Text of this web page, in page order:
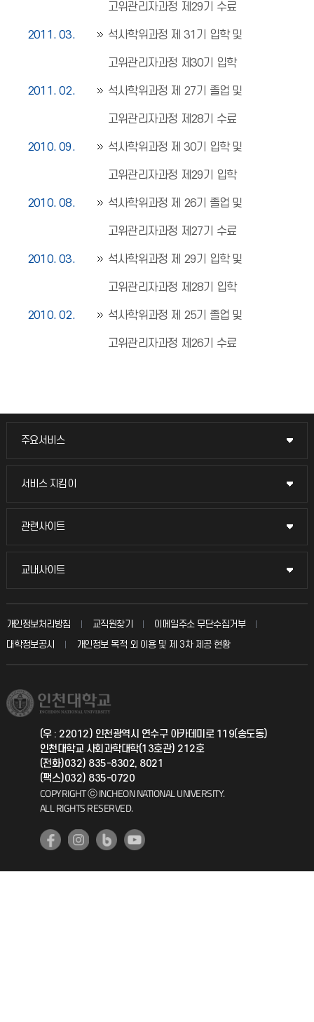
고위관리자과정 제29기 수료
2011. 03. 석사학위과정 제 31기 입학 및
고위관리자과정 제30기 입학
2011. 02. 석사학위과정 제 27기 졸업 및
고위관리자과정 제28기 수료
2010. 09. 석사학위과정 제 30기 입학 및
고위관리자과정 제29기 입학
2010. 08. 석사학위과정 제 26기 졸업 및
고위관리자과정 제27기 수료
2010. 03. 석사학위과정 제 29기 입학 및
고위관리자과정 제28기 입학
2010. 02. 석사학위과정 제 25기 졸업 및
고위관리자과정 제26기 수료
주요서비스
주요서비스
교무회의방송
입학안내
취업정보(학생)
서비스 지킴이
서비스 지킴이
묻고 답하기
칭찬마당
학생서비스 지킴이
관련사이트
관련사이트
국방헬프콜
총동문회
교내사이트
교내사이트
교수회
교육혁신본부
국제지원과
공자아카데미
기초교육원
개인정보처리방침 교직원찾기
이메일주소 무단수집거부
대학정보공시
개인정보 목적 외 이용 및 제 3차 제공 현황
(우 : 22012) 인천광역시 연수구 아카데미로 119(송도동)
인천대학교 사회과학대학(13호관) 212호
(전화)032) 835-8302, 8021
(팩스)032) 835-0720
COPYRIGHT ⓒ INCHEON NATIONAL UNIVERSITY.
ALL RIGHTS RESERVED.